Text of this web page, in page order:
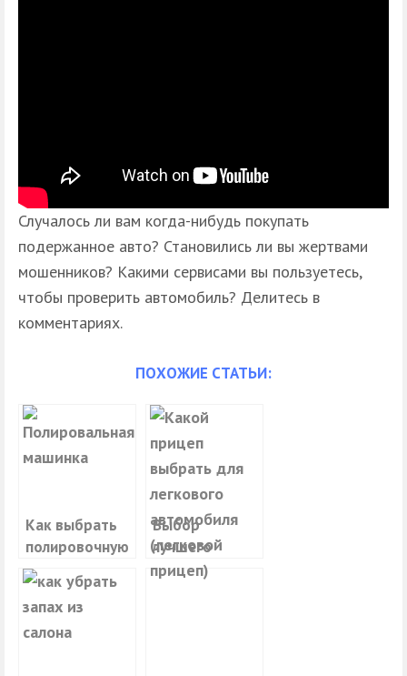
Случалось ли вам когда-нибудь покупать
подержанное авто? Становились ли вы жертвами
мошенников? Какими сервисами вы пользуетесь,
чтобы проверить автомобиль? Делитесь в
комментариях.
ПОХОЖИЕ СТАТЬИ:
Как выбрать
полировочную
машинку для
авто
Выбор
лучшего
прицепа для